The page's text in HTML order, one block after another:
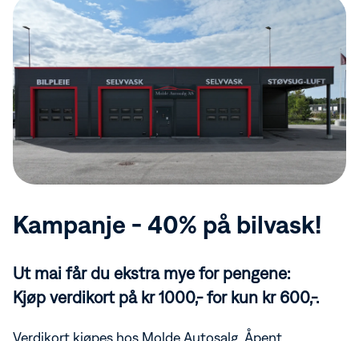
Kampanje - 40% på bilvask!
Ut mai får du ekstra mye for pengene:
Kjøp verdikort på kr 1000,- for kun kr 600,-.
Verdikort kjøpes hos Molde Autosalg. Åpent